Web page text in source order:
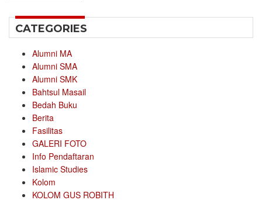
CATEGORIES
Alumni MA
Alumni SMA
Alumni SMK
Bahtsul Masail
Bedah Buku
Berita
Fasilitas
GALERI FOTO
Info Pendaftaran
Islamic Studies
Kolom
KOLOM GUS ROBITH